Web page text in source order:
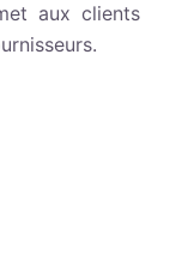
aux clients